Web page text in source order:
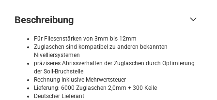
Beschreibung
Für Fliesenstärken von 3mm bis 12mm
Zuglaschen sind kompatibel zu anderen bekannten
Nivelliersystemen
präziseres Abrissverhalten der Zuglaschen durch Optimierung
der Soll-Bruchstelle
Rechnung inklusive Mehrwertsteuer
Lieferung: 6000 Zuglaschen 2,0mm + 300 Keile
Deutscher Lieferant